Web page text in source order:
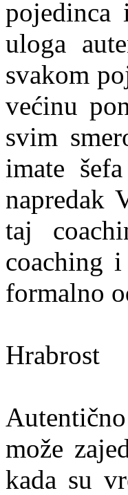
pojedinca
uloga
svakom
većinu
svim
imate
napredak
taj
coaching
formalno
Hrabrost
može
kada su